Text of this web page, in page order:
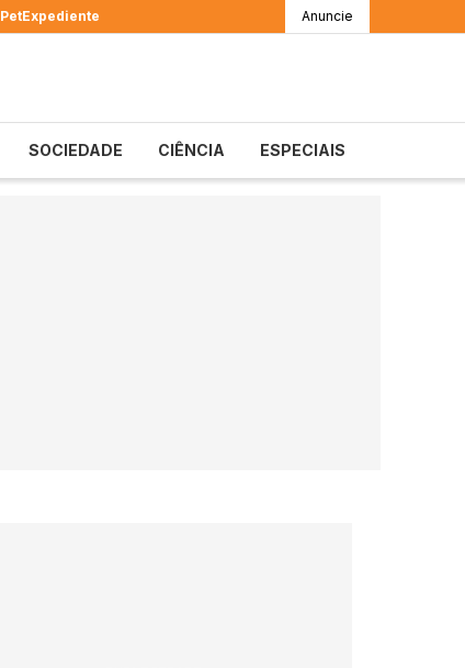
PetExpediente Anuncie
SOCIEDADE CIÊNCIA ESPECIAIS